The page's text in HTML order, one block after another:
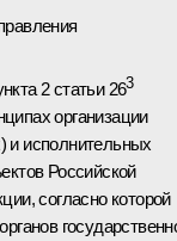
2 статьи 263
организации
и исполнительных
Российской
согласно которой